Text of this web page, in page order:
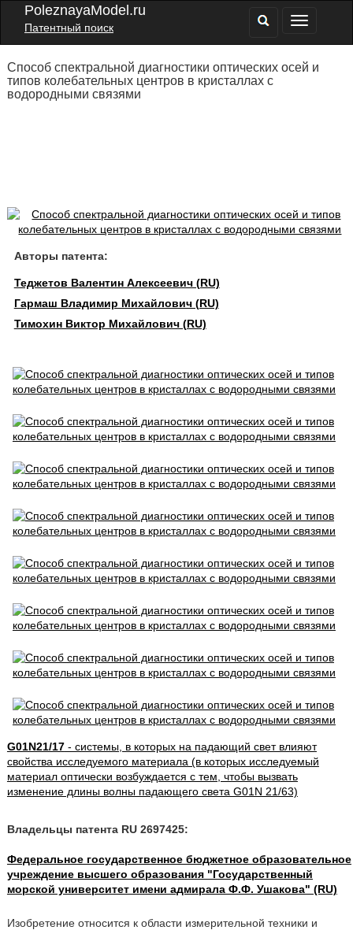
PoleznayaModel.ru
Патентный поиск
Способ спектральной диагностики оптических осей и
типов колебательных центров в кристаллах с
водородными связями
Авторы патента:
Теджетов Валентин Алексеевич (RU)
Гармаш Владимир Михайлович (RU)
Тимохин Виктор Михайлович (RU)
G01N21/17- системы, в которых на падающий свет влияют
свойства исследуемого материала (в которых исследуемый
материал оптически возбуждается с тем, чтобы вызвать
изменение длины волны падающего света G01N 21/63)
Владельцы патента RU 2697425:
Федеральное государственное бюджетное образовательное
учреждение высшего образования "Государственный
морской университет имени адмирала Ф.Ф. Ушакова" (RU)
Изобретение относится к области измерительной техники и